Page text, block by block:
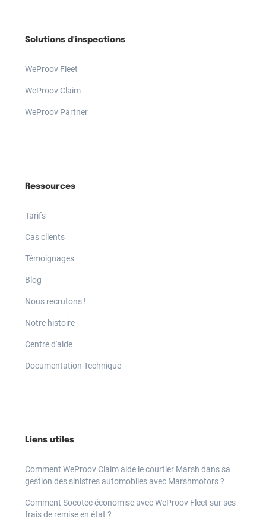
Solutions d'inspections
WeProov Fleet
WeProov Claim
WeProov Partner
Ressources
Tarifs
Cas clients
Témoignages
Blog
Nous recrutons !
Notre histoire
Centre d'aide
Documentation Technique
Liens utiles
Comment WeProov Claim aide le courtier Marsh dans sa
gestion des sinistres automobiles avec Marshmotors ?
Comment Socotec économise avec WeProov Fleet sur ses
frais de remise en état ?